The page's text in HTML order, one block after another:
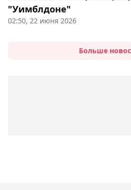
"Уимблдоне"
02:50, 22 июня 2026
Больше